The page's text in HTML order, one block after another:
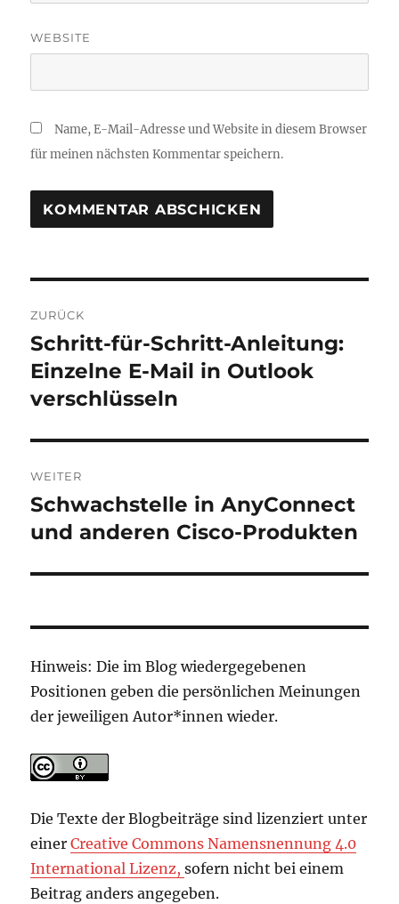
WEBSITE
Name, E-Mail-Adresse und Website in diesem Browser
für meinen nächsten Kommentar speichern.
ZURÜCK
Vorheriger
Beitrag:
Schritt-für-Schritt-Anleitung:
Einzelne E-Mail in Outlook
verschlüsseln
WEITER
Nächster
Beitrag:
Schwachstelle in AnyConnect
und anderen Cisco-Produkten
Hinweis: Die im Blog wiedergegebenen
Positionen geben die persönlichen Meinungen
der jeweiligen Autor*innen wieder.
Die Texte der Blogbeiträge sind lizenziert unter
einerCreative Commons Namensnennung 4.0
International Lizenz,sofern nicht bei einem
Beitrag anders angegeben.